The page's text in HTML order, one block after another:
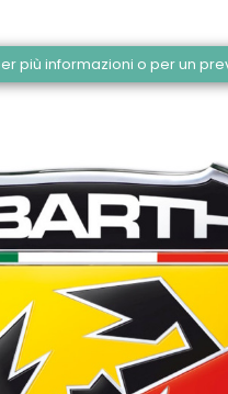
più informazioni o per un